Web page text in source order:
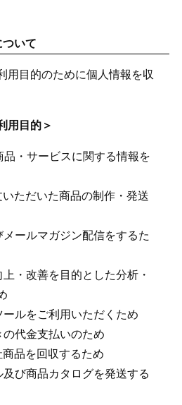
いて
用目的のために個人情報を収
用目的＞
品・サービスに関する情報を
ただいた商品の制作・発送
ールマガジン配信をするた
・改善を目的とした分析・
ルをご利用いただくため
代金支払いのため
品を回収するため
び商品カタログを発送する